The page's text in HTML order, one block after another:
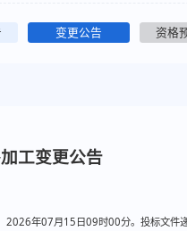
变更公告 资格
工变更公告
年07月15日09时00分。投标文件